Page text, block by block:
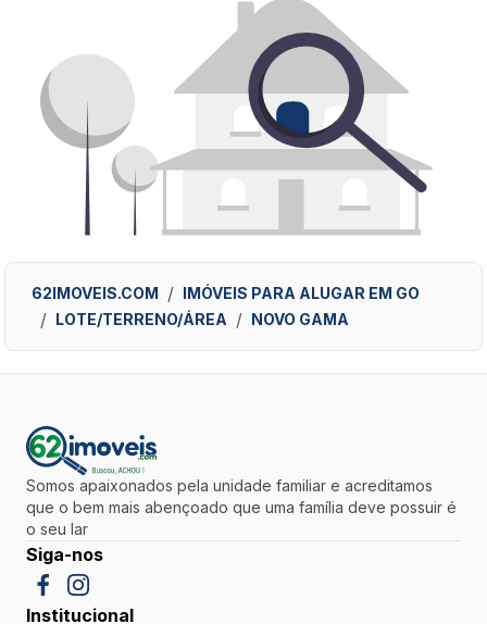
62IMOVEIS.COM
IMÓVEIS PARA ALUGAR EM GO
LOTE/TERRENO/ÁREA
NOVO GAMA
Somos apaixonados pela unidade familiar e acreditamos
que o bem mais abençoado que uma família deve possuir é
o seu lar
Siga-nos
Institucional